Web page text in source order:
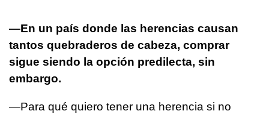
—En un país donde las herencias causan
tantos quebraderos de cabeza, comprar
sigue siendo la opción predilecta, sin
embargo.
—Para qué quiero tener una herencia si no